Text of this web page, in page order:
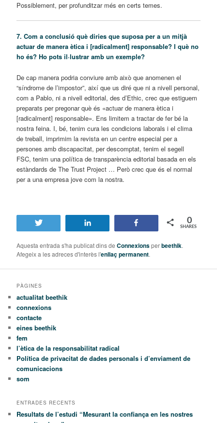
Possiblement, per profunditzar més en certs temes.
7. Com a conclusió què diries que suposa per a un mitjà
actuar de manera ètica i [radicalment] responsable? I què no
ho és? Ho pots il·lustrar amb un exemple?
De cap manera podria conviure amb això que anomenen el
“síndrome de l’impostor”, així que us diré que ni a nivell personal,
com a Pablo, ni a nivell editorial, des d’Ethic, crec que estiguem
preparats per pregonar què és «actuar de manera ètica i
[radicalment] responsable». Ens limitem a tractar de fer bé la
nostra feina. I, bé, tenim cura les condicions laborals i el clima
de treball, imprimim la revista en un centre especial per a
persones amb discapacitat, per descomptat, tenim el segell
FSC, tenim una política de transparència editorial basada en els
estàndards de The Trust Project … Però crec que és el normal
per a una empresa jove com la nostra.
SHARES
0
Aquesta entrada s'ha publicat dins deConnexionsperbeethik.
Afegeix a les adreces d'interès l'enllaç permanent.
PÀGINES
actualitat beethik
connexions
contacte
eines beethik
fem
l’ètica de la responsabilitat radical
Política de privacitat de dades personals i d’enviament de
comunicacions
som
ENTRADES RECENTS
Resultats de l’estudi “Mesurant la confiança en les nostres